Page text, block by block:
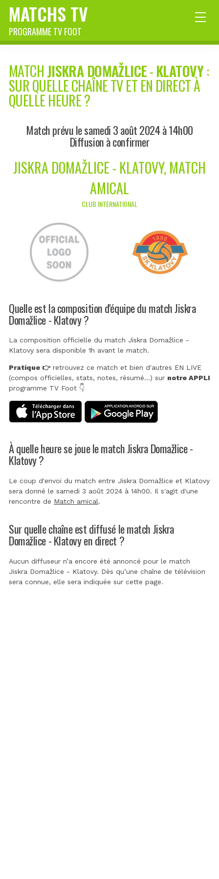
MATCHS TV
PROGRAMME TV FOOT
MATCHJISKRA DOMAŽLICE-KLATOVY:
SUR QUELLE CHAÎNE TV ET EN DIRECT À
QUELLE HEURE ?
Match prévu le samedi 3 août 2024 à 14h00
Diffusion à confirmer
JISKRA DOMAŽLICE - KLATOVY, MATCH
AMICAL
CLUB INTERNATIONAL
Quelle est la composition d'équipe du match Jiskra
Domažlice - Klatovy ?
La composition officielle du match Jiskra Domažlice -
Klatovy sera disponible 1h avant le match.
Pratique 👉retrouvez ce match et bien d'autres EN LIVE
(compos officielles, stats, notes, résumé...) sur notre APPLI
programme TV Foot 👇
À quelle heure se joue le match Jiskra Domažlice -
Klatovy ?
Le coup d'envoi du match entre Jiskra Domažlice et Klatovy
sera donné le samedi 3 août 2024 à 14h00. Il s'agit d'une
rencontre de Match amical.
Sur quelle chaîne est diffusé le match Jiskra
Domažlice - Klatovy en direct ?
Aucun diffuseur n’a encore été annoncé pour le match
Jiskra Domažlice - Klatovy. Dès qu’une chaîne de télévision
sera connue, elle sera indiquée sur cette page.